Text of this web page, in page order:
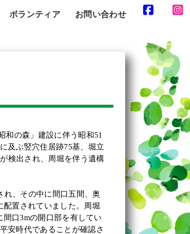
ボランティア お問い合わせ
和の森」建設に伴う昭和51
及ぶ竪穴住居跡75基、堀立
検出され、周堀を伴う遺構
れ、その中に間口五間、奥
配置されていました。周堀
口3mの開口部を有してい
安時代であることが確認さ